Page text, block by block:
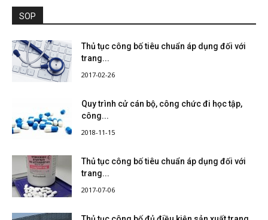
SOP
Thủ tục công bố tiêu chuẩn áp dụng đối với
trang...
2017-02-26
Quy trình cử cán bộ, công chức đi học tập,
công...
2018-11-15
Thủ tục công bố tiêu chuẩn áp dụng đối với
trang...
2017-07-06